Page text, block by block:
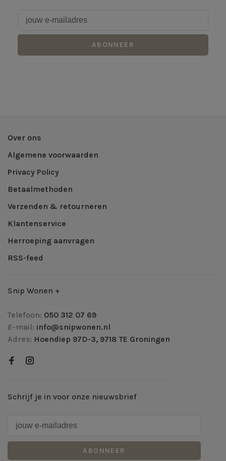
ABONNEER
Over ons
Algemene voorwaarden
Privacy Policy
Betaalmethoden
Verzenden & retourneren
Klantenservice
Herroeping aanvragen
RSS-feed
Snip Wonen +
Telefoon: 050 312 07 69
E-mail: info@snipwonen.nl
Adres: Hoendiep 97D-3, 9718 TE Groningen
Schrijf je in voor onze nieuwsbrief
ABONNEER